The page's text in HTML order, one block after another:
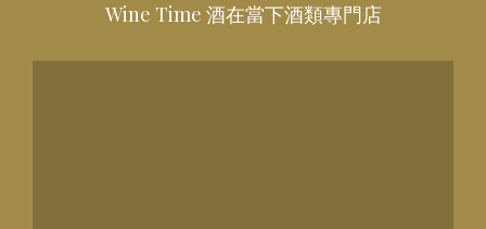
Wine Time 酒在當下酒類專門店